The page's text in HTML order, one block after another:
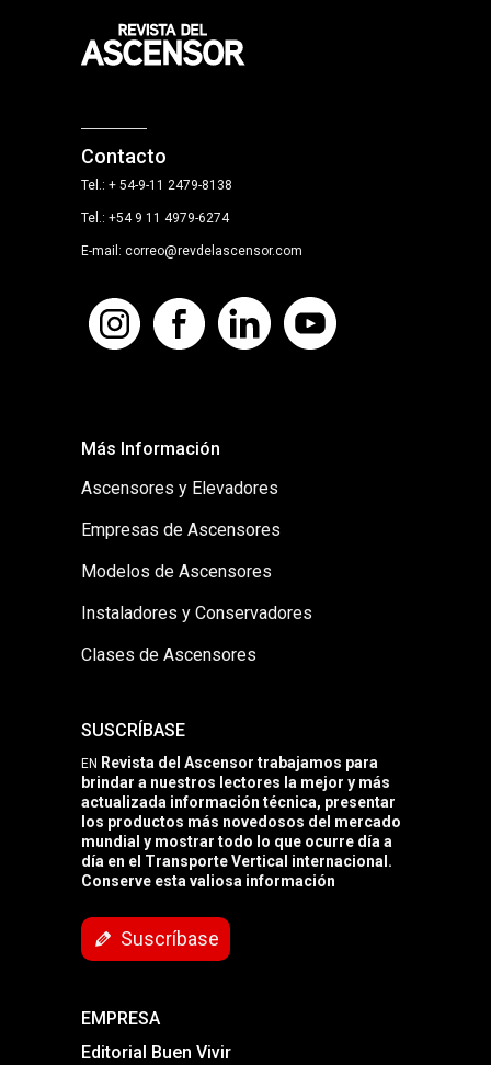
Contacto
Tel.: + 54-9-11 2479-8138
Tel.: +54 9 11 4979-6274
E-mail: correo@revdelascensor.com
Más Información
Ascensores y Elevadores
Empresas de Ascensores
Modelos de Ascensores
Instaladores y Conservadores
Clases de Ascensores
SUSCRÍBASE
EN Revista del Ascensor trabajamos para
brindar a nuestros lectores la mejor y más
actualizada información técnica, presentar
los productos más novedosos del mercado
mundial y mostrar todo lo que ocurre día a
día en el Transporte Vertical internacional.
Conserve esta valiosa información
Suscríbase
EMPRESA
Editorial Buen Vivir